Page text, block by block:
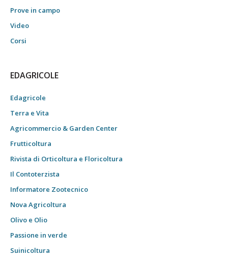
Prove in campo
Video
Corsi
EDAGRICOLE
Edagricole
Terra e Vita
Agricommercio & Garden Center
Frutticoltura
Rivista di Orticoltura e Floricoltura
Il Contoterzista
Informatore Zootecnico
Nova Agricoltura
Olivo e Olio
Passione in verde
Suinicoltura